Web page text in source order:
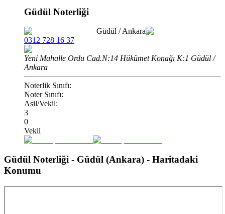
Güdül Noterliği
Güdül /Ankara
0312 728 16 37
Yeni Mahalle Ordu Cad.N:14 Hükümet Konağı K:1 Güdül /
Ankara
Noterlik Sınıfı:
Noter Sınıfı:
Asil/Vekil:
3
0
Vekil
Güdül Noterliği - Güdül (Ankara) - Haritadaki
Konumu